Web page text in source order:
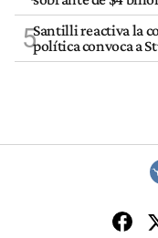
5Santilli reactiva la
política convoca a